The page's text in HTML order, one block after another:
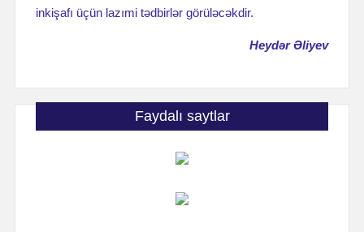
inkişafı üçün lazımi tədbirlər görüləcəkdir.
Heydər Əliyev
Faydalı saytlar